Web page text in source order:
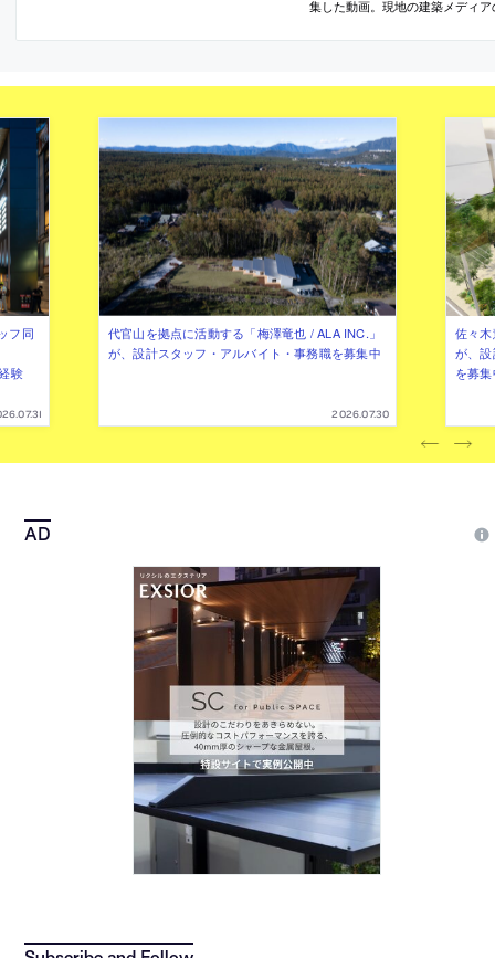
集した動画。現地の建築メディア
フ同
験
代官山を拠点に活動する「梅澤竜也 / ALA INC.」
が、設計スタッフ・アルバイト・事務職を募集中
2026.07.30
佐々
が、
を募